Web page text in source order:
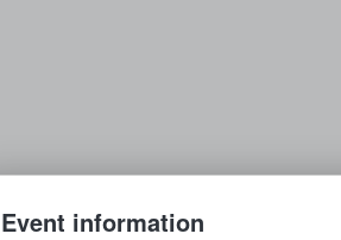
Event information